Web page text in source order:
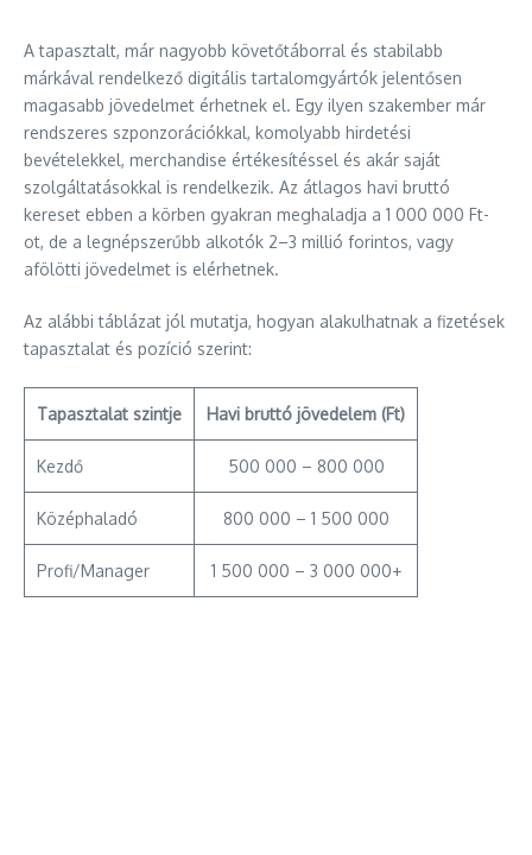
A tapasztalt, már nagyobb követőtáborral és stabilabb
márkával rendelkező digitális tartalomgyártók jelentősen
magasabb jövedelmet érhetnek el. Egy ilyen szakember már
rendszeres szponzorációkkal, komolyabb hirdetési
bevételekkel, merchandise értékesítéssel és akár saját
szolgáltatásokkal is rendelkezik. Az átlagos havi bruttó
kereset ebben a körben gyakran meghaladja a 1 000 000 Ft-
ot, de a legnépszerűbb alkotók 2–3 millió forintos, vagy
afölötti jövedelmet is elérhetnek.
Az alábbi táblázat jól mutatja, hogyan alakulhatnak a fizetések
tapasztalat és pozíció szerint:
Tapasztalat szintje Havi bruttó jövedelem (Ft)
Kezdő 500 000 – 800 000
Középhaladó 800 000 – 1 500 000
Profi/Manager 1 500 000 – 3 000 000+